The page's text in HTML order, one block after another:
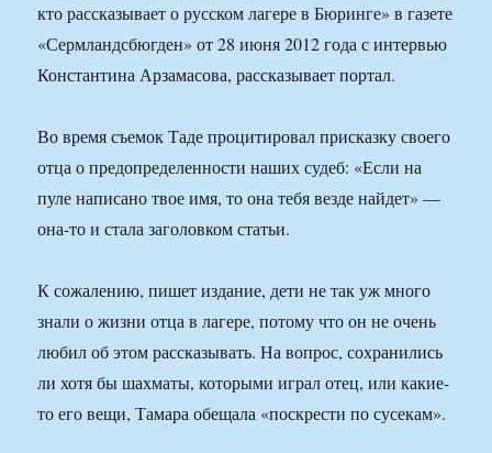
кто рассказывает о русском лагере в Бюринге» в газете
«Сермландсбюгден» от 28 июня 2012 года с интервью
Константина Арзамасова, рассказывает портал.
Во время съемок Таде процитировал присказку своего
отца о предопределенности наших судеб: «Если на
пуле написано твое имя, то она тебя везде найдет» —
она-то и стала заголовком статьи.
К сожалению, пишет издание, дети не так уж много
знали о жизни отца в лагере, потому что он не очень
любил об этом рассказывать. На вопрос, сохранились
ли хотя бы шахматы, которыми играл отец, или какие-
то его вещи, Тамара обещала «поскрести по сусекам».